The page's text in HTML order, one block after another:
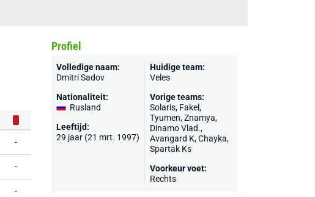
-
-
-
Profiel
Volledige naam:
Dmitri Sadov
Nationaliteit:
Rusland
Leeftijd:
29 jaar (21 mrt. 1997)
Huidige team:
Veles
Vorige teams:
Solaris, Fakel,
Tyumen, Znamya,
Dinamo Vlad.,
Avangard K, Chayka,
Spartak Ks
Voorkeur voet:
Rechts